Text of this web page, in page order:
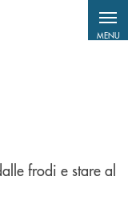
MENU
frodi e stare al